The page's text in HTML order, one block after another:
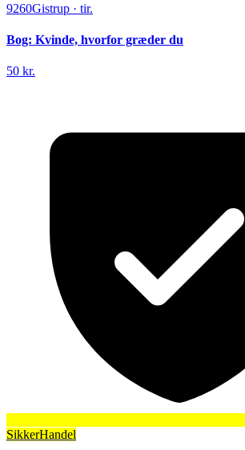
9260Gistrup · tir.
Bog: Kvinde, hvorfor græder du
50 kr.
SikkerHandel